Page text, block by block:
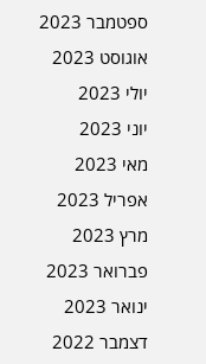
ספטמבר 2023
אוגוסט 2023
יולי 2023
יוני 2023
מאי 2023
אפריל 2023
מרץ 2023
פברואר 2023
ינואר 2023
דצמבר 2022